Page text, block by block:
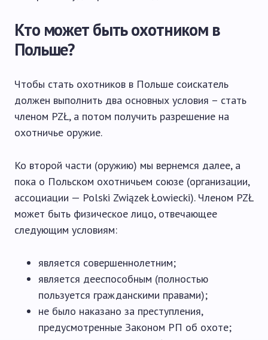
Кто может быть охотником в
Польше?
Чтобы стать охотников в Польше соискатель
должен выполнить два основных условия – стать
членом PZŁ, а потом получить разрешение на
охотничье оружие.
Ко второй части (оружию) мы вернемся далее, а
пока о Польском охотничьем союзе (организации,
ассоциации — Polski Związek Łowiecki). Членом PZŁ
может быть физическое лицо, отвечающее
следующим условиям:
является совершеннолетним;
является дееспособным (полностью
пользуется гражданскими правами);
не было наказано за преступления,
предусмотренные Законом РП об охоте;